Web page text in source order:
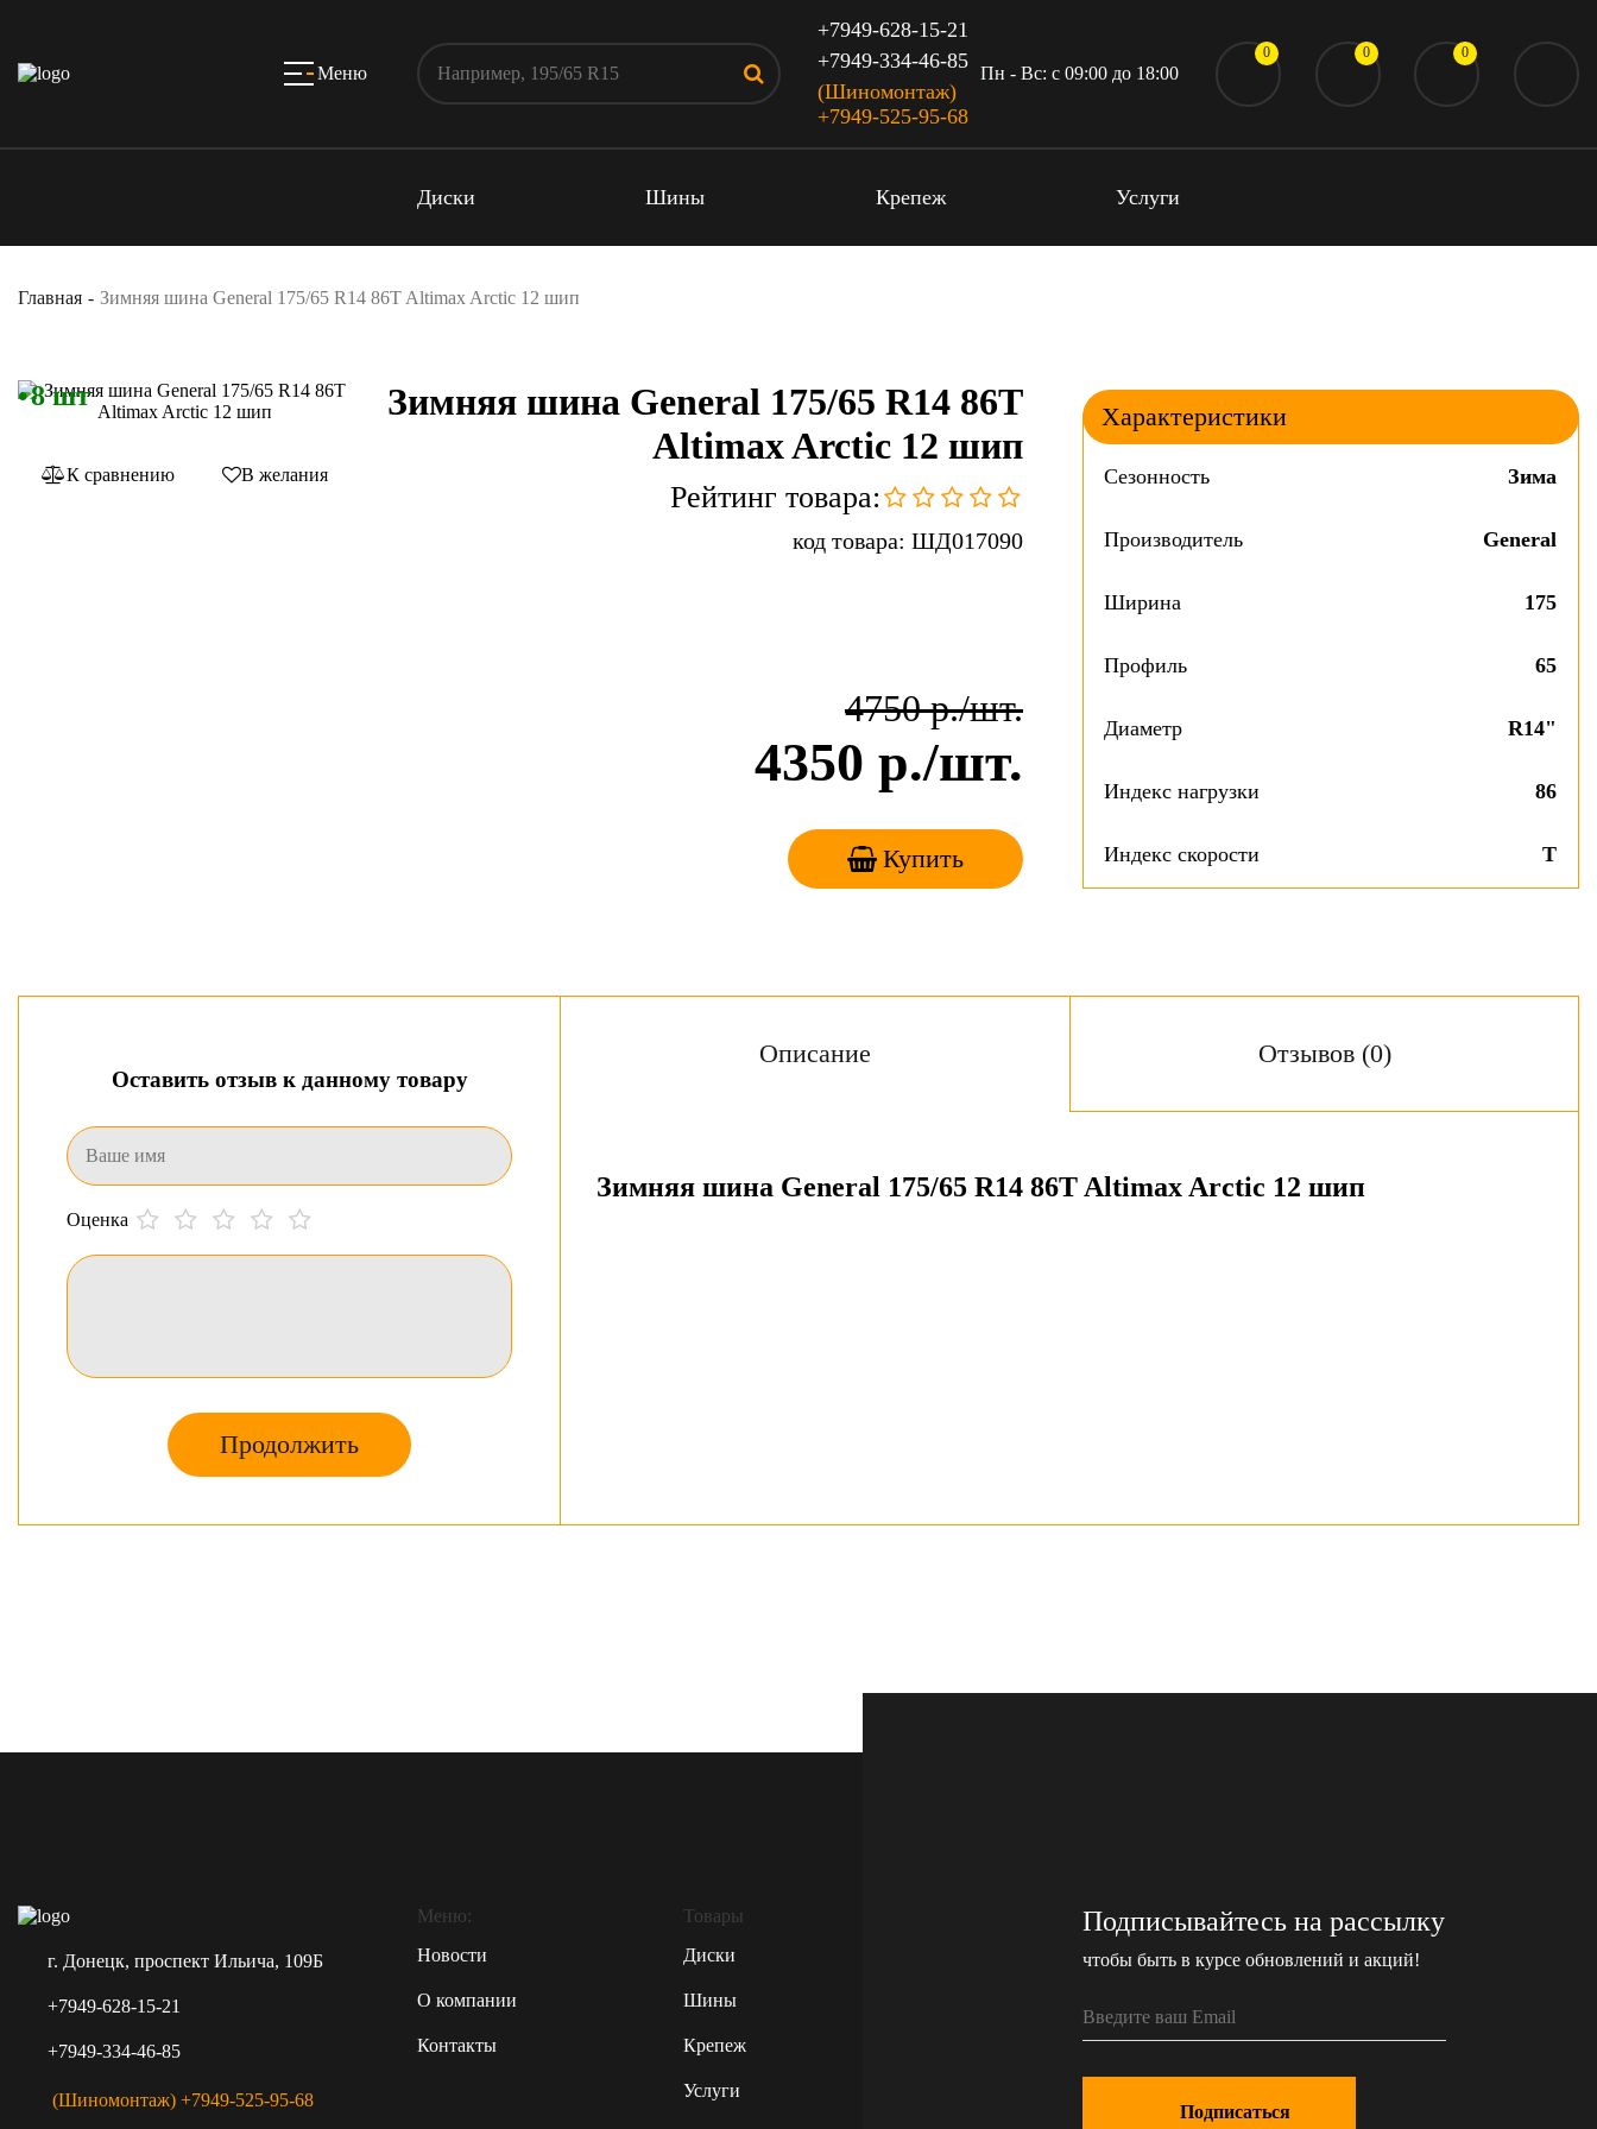
Меню
+7949-628-15-21
+7949-334-46-85
(Шиномонтаж)
+7949-525-95-68
Пн - Вс: c 09:00 до 18:00
0 0 0
Диски Шины Крепеж Услуги
Главная Зимняя шина General 175/65 R14 86T Altimax Arctic 12 шип
8 шт
К сравнению В желания
Зимняя шина General 175/65 R14 86T
Altimax Arctic 12 шип
Рейтинг товара:
код товара: ШД017090
4750р./шт.
4350 р./шт.
Купить
Характеристики
Сезонность Зима
Производитель General
Ширина 175
Профиль 65
Диаметр R14"
Индекс нагрузки 86
Индекс скорости T
Оставить отзыв к данному товару
Оценка
Продолжить
Описание Отзывов (0)
Зимняя шина General 175/65 R14 86T Altimax Arctic 12 шип
г. Донецк, проспект Ильича, 109Б
+7949-628-15-21
+7949-334-46-85
(Шиномонтаж) +7949-525-95-68
Меню:
Новости
О компании
Контакты
Товары
Диски
Шины
Крепеж
Услуги
Подписывайтесь на рассылку
чтобы быть в курсе обновлений и акций!
Подписаться